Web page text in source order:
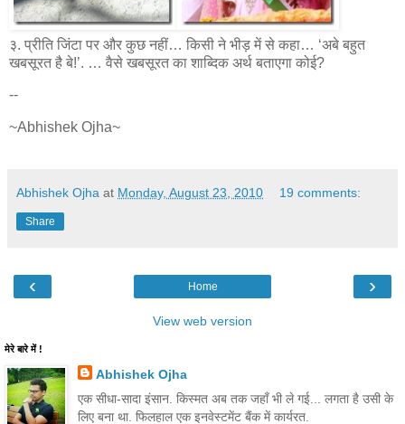
३. प्रीति जिंटा पर और कुछ नहीं… किसी ने भीड़ में से कहा… ‘अबे बहुत
खबसूरत है बे!’. … वैसे खबसूरत का शाब्दिक अर्थ बताएगा कोई?
--
~Abhishek Ojha~
Abhishek Ojha at Monday, August 23, 2010 19 comments:
Share
‹ ›
Home
View web version
मेरे बारे में !
Abhishek Ojha
एक सीधा-सादा इंसान. किस्मत अब तक जहाँ भी ले गई... लगता है उसी के
लिए बना था. फिलहाल एक इनवेस्टमेंट बैंक में कार्यरत.